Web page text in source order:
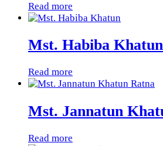
Read more
Mst. Habiba Khatun
Read more
Mst. Jannatun
Read more